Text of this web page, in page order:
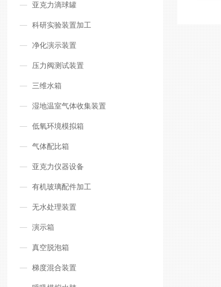
亚克力滴球罐
科研实验装置加工
净化演示装置
压力阀测试装置
三维水箱
湿地温室气体收集装置
低氧环境模拟箱
气体配比箱
亚克力仪器设备
有机玻璃配件加工
无水处理装置
演示箱
真空脱泡箱
梯度混合装置